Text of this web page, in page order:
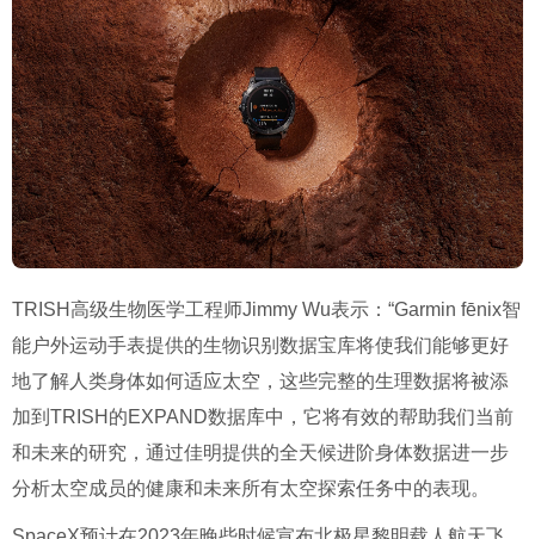
TRISH高级生物医学工程师Jimmy Wu表示：“Garmin fēnix智
能户外运动手表提供的生物识别数据宝库将使我们能够更好
地了解人类身体如何适应太空，这些完整的生理数据将被添
加到TRISH的EXPAND数据库中，它将有效的帮助我们当前
和未来的研究，通过佳明提供的全天候进阶身体数据进一步
分析太空成员的健康和未来所有太空探索任务中的表现。